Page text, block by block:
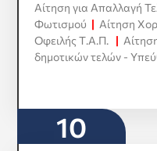
Αίτηση για Απαλλαγή
Φωτισμού | Αίτηση
Οφειλής Τ.Α.Π. |
δημοτικών τελών -
Προβολή όλων
10